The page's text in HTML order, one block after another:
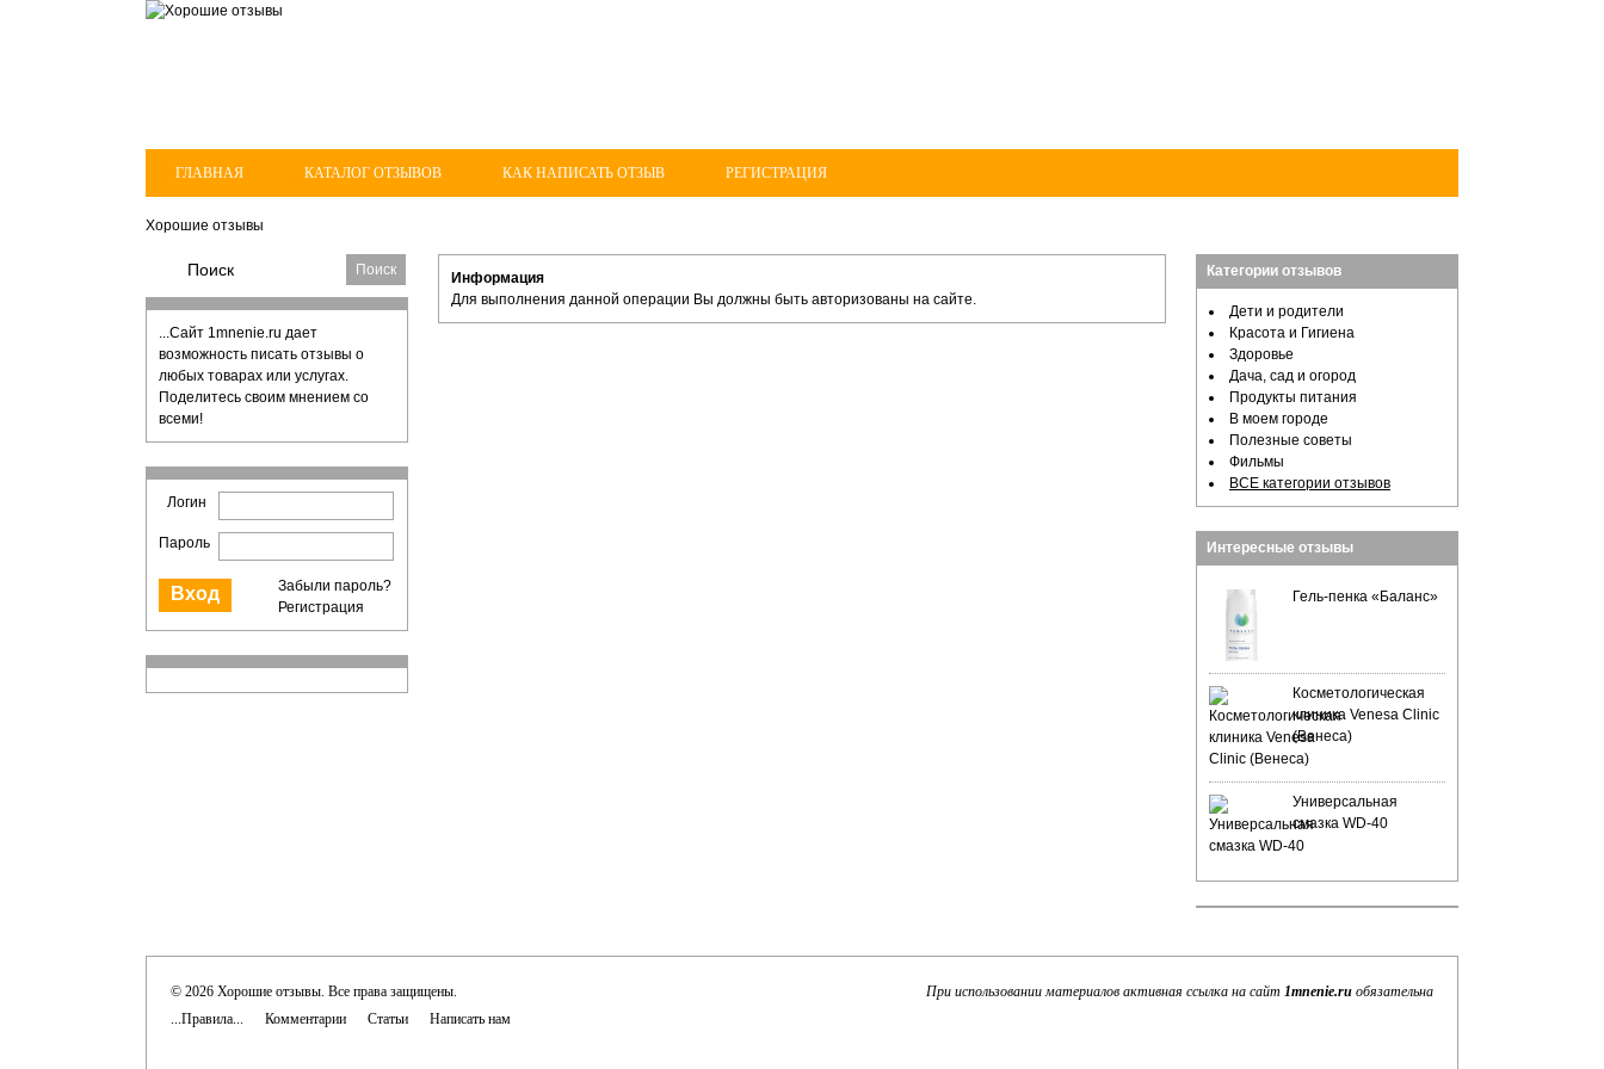
ГЛАВНАЯ КАТАЛОГ ОТЗЫВОВ КАК НАПИСАТЬ ОТЗЫВ РЕГИСТРАЦИЯ
Хорошие отзывы
...Сайт 1mnenie.ru дает
возможность писать отзывы о
любых товарах или услугах.
Поделитесь своим мнением со
всеми!
Логин
Пароль
Забыли пароль?
Регистрация
Информация
Для выполнения данной операции Вы должны быть авторизованы на сайте.
Категории отзывов
Дети и родители
Красота и Гигиена
Здоровье
Дача, сад и огород
Продукты питания
В моем городе
Полезные советы
Фильмы
ВСЕ категории отзывов
Интересные отзывы
Гель-пенка «Баланс»
Косметологическая
клиника Venesa Clinic
(Венеса)
Универсальная
смазка WD-40
© 2026 Хорошие отзывы. Все права защищены.
...Правила...
Комментарии Статьи Написать нам
При использовании материалов активная ссылка на сайт 1mnenie.ru обязательна